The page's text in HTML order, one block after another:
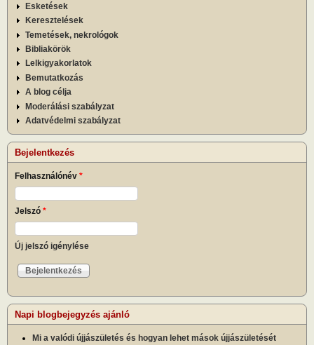
Esketések
Keresztelések
Temetések, nekrológok
Bibliakörök
Lelkigyakorlatok
Bemutatkozás
A blog célja
Moderálási szabályzat
Adatvédelmi szabályzat
Bejelentkezés
Felhasználónév *
Jelszó *
Új jelszó igénylése
Napi blogbejegyzés ajánló
Mi a valódi újjászületés és hogyan lehet mások újjászületését